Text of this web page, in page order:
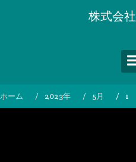
ス
キ
株式会
ホーム 2023年 5月 1